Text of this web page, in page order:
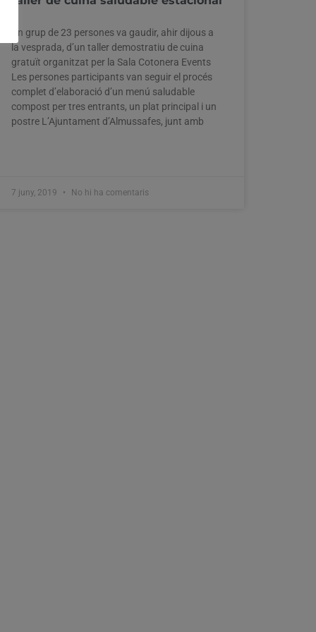
Un grup de 23 persones va gaudir, ahir dijous a
la vesprada, d’un taller demostratiu de cuina
gratuït organitzat per la Sala Cotonera Events
Les persones participants van seguir el procés
complet d’elaboració d’un menú saludable
compost per tres entrants, un plat principal i un
postre L’Ajuntament d’Almussafes, junt amb
7 juny, 2019 No hi ha comentaris